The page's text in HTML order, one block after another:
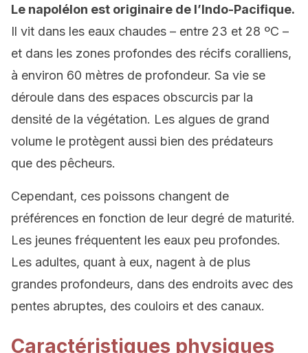
Le napolélon est originaire de l’Indo-Pacifique.
Il vit dans les eaux chaudes – entre 23 et 28 ºC –
et dans les zones profondes des récifs coralliens,
à environ 60 mètres de profondeur. Sa vie se
déroule dans des espaces obscurcis par la
densité de la végétation. Les algues de grand
volume le protègent aussi bien des prédateurs
que des pêcheurs.
Cependant, ces poissons changent de
préférences en fonction de leur degré de maturité.
Les jeunes fréquentent les eaux peu profondes.
Les adultes, quant à eux, nagent à de plus
grandes profondeurs, dans des endroits avec des
pentes abruptes, des couloirs et des canaux.
Caractéristiques physiques